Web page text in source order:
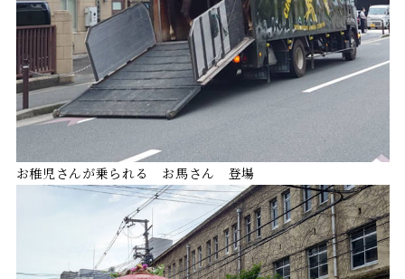
お稚児さんが乗られる お馬さん 登場